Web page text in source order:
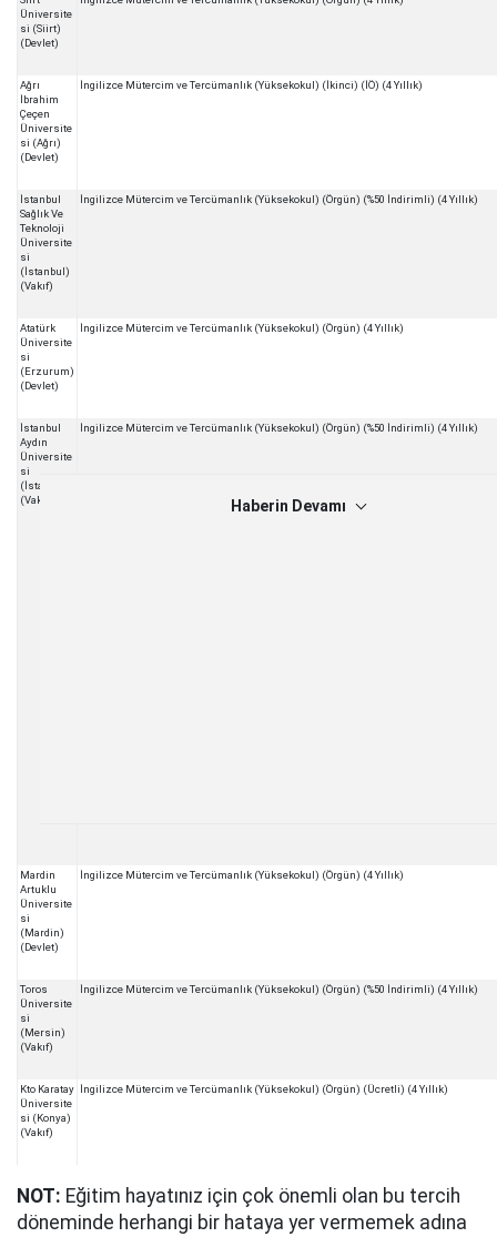
Üniversite
si (Siirt)
(Devlet)
Ağrı
İbrahim
Çeçen
Üniversite
si (Ağrı)
(Devlet)
İngilizce Mütercim ve Tercümanlık (Yüksekokul) (İkinci) (İÖ) (4 Yıllık)
İstanbul
Sağlık Ve
Teknoloji
Üniversite
si
(İstanbul)
(Vakıf)
İngilizce Mütercim ve Tercümanlık (Yüksekokul) (Örgün) (%50 İndirimli) (4 Yıllık)
Atatürk
Üniversite
si
(Erzurum)
(Devlet)
İngilizce Mütercim ve Tercümanlık (Yüksekokul) (Örgün) (4 Yıllık)
İstanbul
Aydın
Üniversite
si
(İstanbul)
(Vakıf)
İngilizce Mütercim ve Tercümanlık (Yüksekokul) (Örgün) (%50 İndirimli) (4 Yıllık)
Haberin Devamı
Mardin
Artuklu
Üniversite
si
(Mardin)
(Devlet)
İngilizce Mütercim ve Tercümanlık (Yüksekokul) (Örgün) (4 Yıllık)
Toros
Üniversite
si
(Mersin)
(Vakıf)
İngilizce Mütercim ve Tercümanlık (Yüksekokul) (Örgün) (%50 İndirimli) (4 Yıllık)
Kto Karatay
Üniversite
si (Konya)
(Vakıf)
İngilizce Mütercim ve Tercümanlık (Yüksekokul) (Örgün) (Ücretli) (4 Yıllık)
NOT: Eğitim hayatınız için çok önemli olan bu tercih
döneminde herhangi bir hataya yer vermemek adına